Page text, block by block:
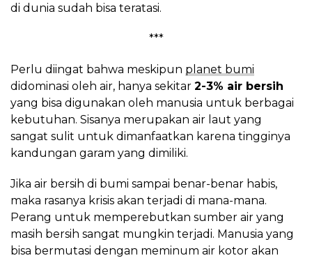
di dunia sudah bisa teratasi.
***
Perlu diingat bahwa meskipun planet bumi
didominasi oleh air, hanya sekitar 2-3% air bersih
yang bisa digunakan oleh manusia untuk berbagai
kebutuhan. Sisanya merupakan air laut yang
sangat sulit untuk dimanfaatkan karena tingginya
kandungan garam yang dimiliki.
Jika air bersih di bumi sampai benar-benar habis,
maka rasanya krisis akan terjadi di mana-mana.
Perang untuk memperebutkan sumber air yang
masih bersih sangat mungkin terjadi. Manusia yang
bisa bermutasi dengan meminum air kotor akan